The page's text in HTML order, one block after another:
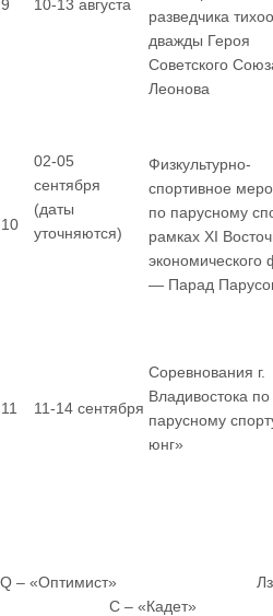
9 10-13 августа
разведчика
дважды Героя
Советского
Леонова
10
02-05
сентября
(даты
уточняются)
Физкультурно-
спортивное
по парусному
рамках XI
экономического
— Парад
11 11-14 сентября
Соревнования г.
Владивостока по
парусному
юнг»
Q – «Оптимист» Лз4.7 –
С – «Кадет»